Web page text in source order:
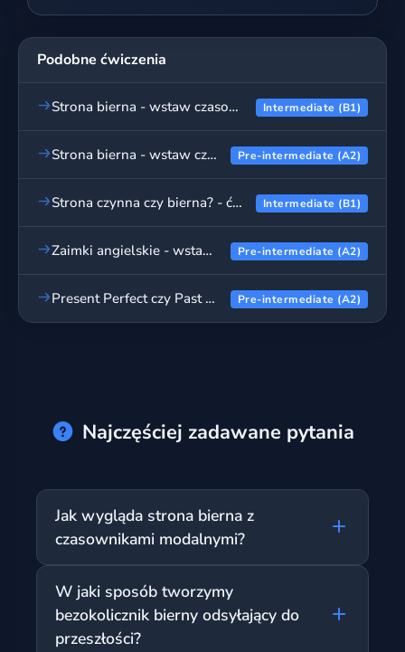
Podobne ćwiczenia
Strona bierna - wstaw czasownik, ćwiczenia cz. 2 Intermediate (B1)
Strona bierna - wstaw czasownik, ćwiczenia Pre-intermediate (A2)
Strona czynna czy bierna? - ćwiczenia Intermediate (B1)
Zaimki angielskie - wstaw odpowiedni zaimek, cz. 2 Pre-intermediate (A2)
Present Perfect czy Past Simple? - ćwiczenia Pre-intermediate (A2)
Najczęściej zadawane pytania
Jak wygląda strona bierna z
czasownikami modalnymi?
czasowniku modalnym takim jak 'must',
'should' czy 'can' dodajemy bezokolicznik
'be', a następnie główny czasownik w
W jaki sposób tworzymy
bezokolicznik bierny odsyłający do
przeszłości?